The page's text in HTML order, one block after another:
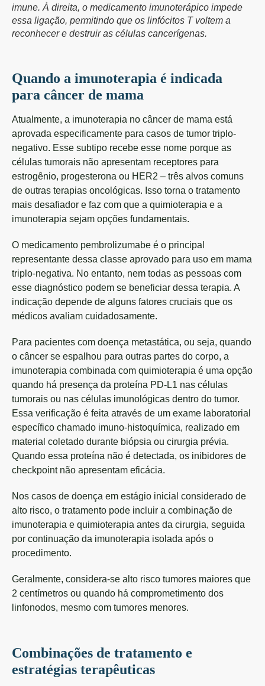
imune. À direita, o medicamento imunoterápico impede
essa ligação, permitindo que os linfócitos T voltem a
reconhecer e destruir as células cancerígenas.
Quando a imunoterapia é indicada
para câncer de mama
Atualmente, a imunoterapia no câncer de mama está
aprovada especificamente para casos de tumor triplo-
negativo. Esse subtipo recebe esse nome porque as
células tumorais não apresentam receptores para
estrogênio, progesterona ou HER2 – três alvos comuns
de outras terapias oncológicas. Isso torna o tratamento
mais desafiador e faz com que a quimioterapia e a
imunoterapia sejam opções fundamentais.
O medicamento pembrolizumabe é o principal
representante dessa classe aprovado para uso em mama
triplo-negativa. No entanto, nem todas as pessoas com
esse diagnóstico podem se beneficiar dessa terapia. A
indicação depende de alguns fatores cruciais que os
médicos avaliam cuidadosamente.
Para pacientes com doença metastática, ou seja, quando
o câncer se espalhou para outras partes do corpo, a
imunoterapia combinada com quimioterapia é uma opção
quando há presença da proteína PD-L1 nas células
tumorais ou nas células imunológicas dentro do tumor.
Essa verificação é feita através de um exame laboratorial
específico chamado imuno-histoquímica, realizado em
material coletado durante biópsia ou cirurgia prévia.
Quando essa proteína não é detectada, os inibidores de
checkpoint não apresentam eficácia.
Nos casos de doença em estágio inicial considerado de
alto risco, o tratamento pode incluir a combinação de
imunoterapia e quimioterapia antes da cirurgia, seguida
por continuação da imunoterapia isolada após o
procedimento.
Geralmente, considera-se alto risco tumores maiores que
2 centímetros ou quando há comprometimento dos
linfonodos, mesmo com tumores menores.
Combinações de tratamento e
estratégias terapêuticas